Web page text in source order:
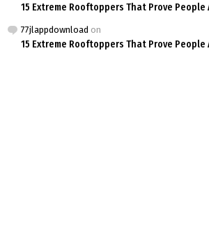
15 Extreme Rooftoppers That Prove People
77jlappdownload on
15 Extreme Rooftoppers That Prove People